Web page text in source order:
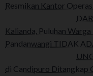
Resmikan Kantor
Kalianda, Puluhan
Pandanwangi TIDAK
di Candipuro Ditangkap